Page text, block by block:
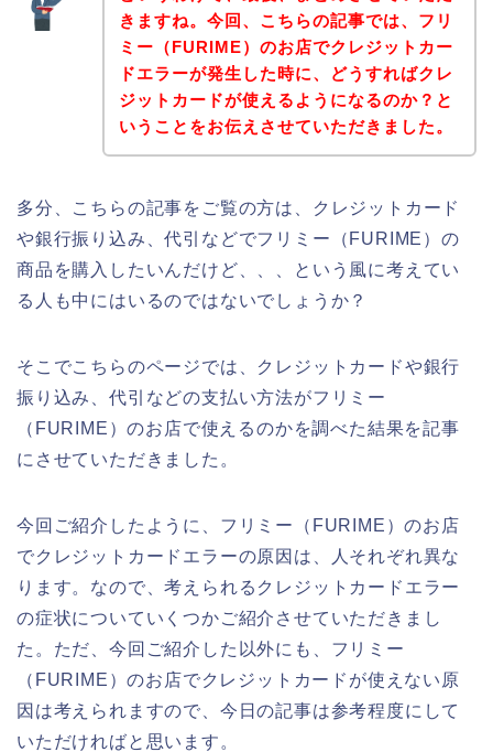
きますね。今回、こちらの記事では、フリ
ミー（FURIME）のお店でクレジットカー
ドエラーが発生した時に、どうすればクレ
ジットカードが使えるようになるのか？と
いうことをお伝えさせていただきました。
多分、こちらの記事をご覧の方は、クレジットカード
や銀行振り込み、代引などでフリミー（FURIME）の
商品を購入したいんだけど、、、という風に考えてい
る人も中にはいるのではないでしょうか？
そこでこちらのページでは、クレジットカードや銀行
振り込み、代引などの支払い方法がフリミー
（FURIME）のお店で使えるのかを調べた結果を記事
にさせていただきました。
今回ご紹介したように、フリミー（FURIME）のお店
でクレジットカードエラーの原因は、人それぞれ異な
ります。なので、考えられるクレジットカードエラー
の症状についていくつかご紹介させていただきまし
た。ただ、今回ご紹介した以外にも、フリミー
（FURIME）のお店でクレジットカードが使えない原
因は考えられますので、今日の記事は参考程度にして
いただければと思います。